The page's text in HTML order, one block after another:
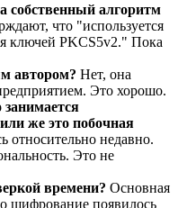
собственный алгоритм
что "используется
ключей PKCS5v2." Пока
автором? Нет, она
Это хорошо.
же это побочная
относительно недавно.
Это не
времени? Основная
шифрование появилось